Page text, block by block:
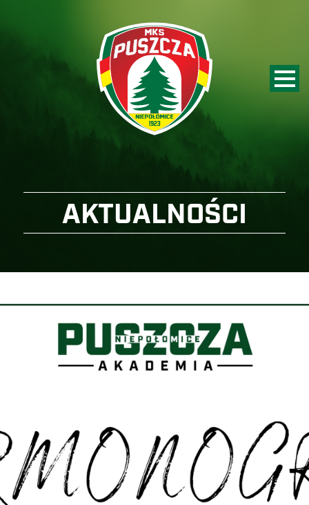
AKTUALNOŚCI